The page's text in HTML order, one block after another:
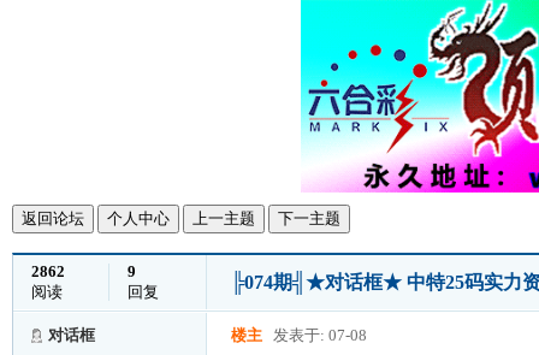
返回论坛 个人中心 上一主题 下一主题
2862
阅读
9
回复
╠074期╣★对话框★ 中特25码实力
对话框 楼主 发表于: 07-08